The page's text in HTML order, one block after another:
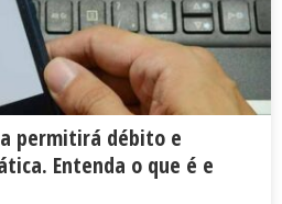
permitirá débito e
Entenda o que é e